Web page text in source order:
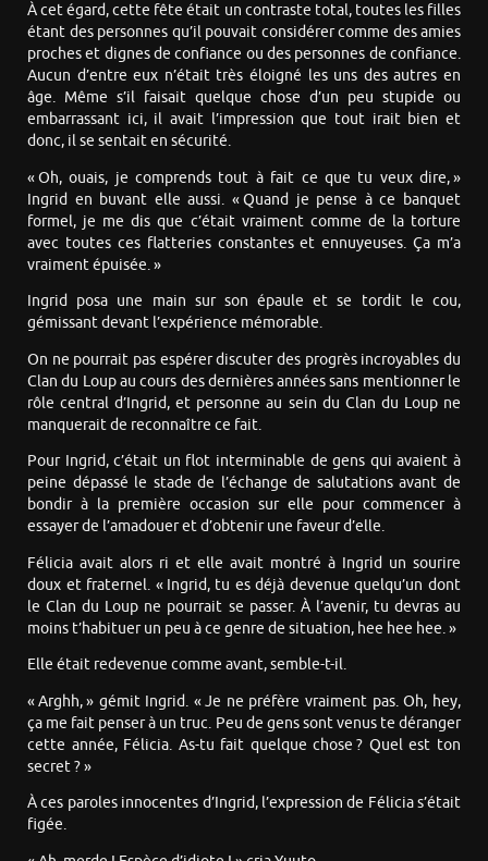
À cet égard, cette fête était un contraste total, toutes les filles
étant des personnes qu’il pouvait considérer comme des amies
proches et dignes de confiance ou des personnes de confiance.
Aucun d’entre eux n’était très éloigné les uns des autres en
âge. Même s’il faisait quelque chose d’un peu stupide ou
embarrassant ici, il avait l’impression que tout irait bien et
donc, il se sentait en sécurité.
« Oh, ouais, je comprends tout à fait ce que tu veux dire, »
Ingrid en buvant elle aussi. « Quand je pense à ce banquet
formel, je me dis que c’était vraiment comme de la torture
avec toutes ces flatteries constantes et ennuyeuses. Ça m’a
vraiment épuisée. »
Ingrid posa une main sur son épaule et se tordit le cou,
gémissant devant l’expérience mémorable.
On ne pourrait pas espérer discuter des progrès incroyables du
Clan du Loup au cours des dernières années sans mentionner le
rôle central d’Ingrid, et personne au sein du Clan du Loup ne
manquerait de reconnaître ce fait.
Pour Ingrid, c’était un flot interminable de gens qui avaient à
peine dépassé le stade de l’échange de salutations avant de
bondir à la première occasion sur elle pour commencer à
essayer de l’amadouer et d’obtenir une faveur d’elle.
Félicia avait alors ri et elle avait montré à Ingrid un sourire
doux et fraternel. « Ingrid, tu es déjà devenue quelqu’un dont
le Clan du Loup ne pourrait se passer. À l’avenir, tu devras au
moins t’habituer un peu à ce genre de situation, hee hee hee. »
Elle était redevenue comme avant, semble-t-il.
« Arghh, » gémit Ingrid. « Je ne préfère vraiment pas. Oh, hey,
ça me fait penser à un truc. Peu de gens sont venus te déranger
cette année, Félicia. As-tu fait quelque chose ? Quel est ton
secret ? »
À ces paroles innocentes d’Ingrid, l’expression de Félicia s’était
figée.